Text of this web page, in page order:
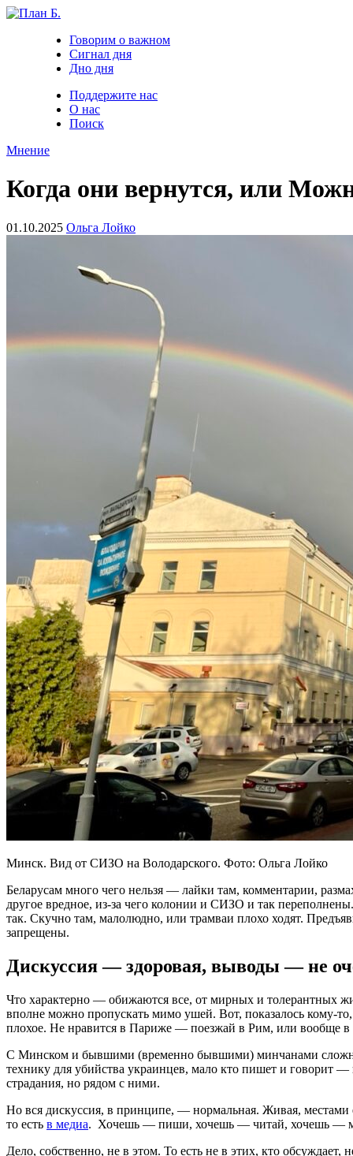
Говорим о важном
Сигнал дня
Дно дня
Поддержите нас
О нас
Поиск
Мнение
Когда они вернутся, или
01.10.2025 Ольга Лойко
Минск. Вид от СИЗО на Володарского. Фото: Ольга Лойко
Беларусам много чего нельзя — лайки там, комментарии,
другое вредное, из-за чего колонии и СИЗО и так
так. Скучно там, малолюдно, или трамваи плохо ходят.
запрещены.
Дискуссия — здоровая, выводы — не
Что характерно — обижаются все, от мирных и толерантных
вполне можно пропускать мимо ушей. Вот, показалось кому-
плохое. Не нравится в Париже — поезжай в Рим, или вообще в
С Минском и бывшими (временно бывшими) минчанами
технику для убийства украинцев, мало кто пишет и говорит
страдания, но рядом с ними.
Но вся дискуссия, в принципе, — нормальная. Живая, местами
то есть в медиа. Хочешь — пиши, хочешь — читай, хочешь —
Дело, собственно, не в этом. То есть не в этих, кто